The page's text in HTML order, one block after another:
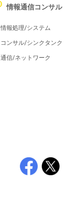
情報通信コンサル
情報処理/システム
コンサル/シンクタンク
通信/ネットワーク